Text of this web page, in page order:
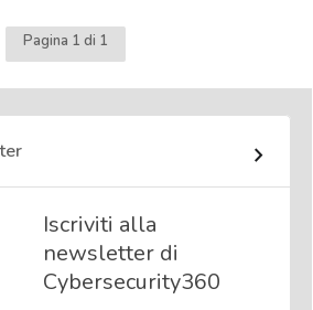
Pagina 1 di 1
Iscriviti alla
newsletter di
Cybersecurity360